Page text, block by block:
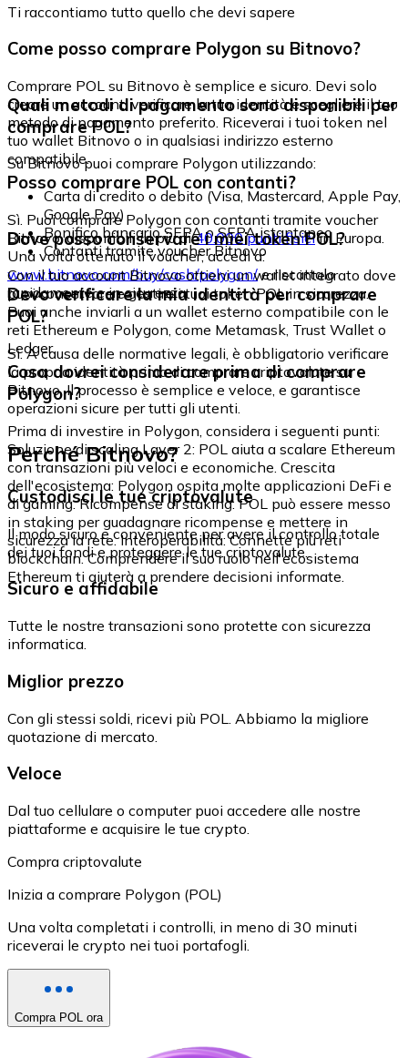
Ti raccontiamo tutto quello che devi sapere
Come posso comprare Polygon su Bitnovo?
Comprare POL su Bitnovo è semplice e sicuro. Devi solo
creare un account, verificare la tua identità e scegliere il tuo
metodo di pagamento preferito. Riceverai i tuoi token nel
tuo wallet Bitnovo o in qualsiasi indirizzo esterno
compatibile.
Quali metodi di pagamento sono disponibili per
comprare POL?
Su Bitnovo puoi comprare Polygon utilizzando:
Carta di credito o debito (Visa, Mastercard, Apple Pay,
Google Pay)
Bonifico bancario SEPA o SEPA istantaneo
Contanti tramite voucher Bitnovo
Posso comprare POL con contanti?
Sì. Puoi comprare Polygon con contanti tramite voucher
Bitnovo, disponibili in più di40.000 punti fisiciin Europa.
Una volta ottenuto il voucher, accedi a:
www.bitnovo.com/buy/cash/polygon/e riscattalo
rapidamente e in sicurezza.
Dove posso conservare i miei token POL?
Con il tuo account Bitnovo ottieni un wallet integrato dove
puoi conservare e gestire i tuoi token POL in sicurezza.
Puoi anche inviarli a un wallet esterno compatibile con le
reti Ethereum e Polygon, come Metamask, Trust Wallet o
Ledger.
Devo verificare la mia identità per comprare
POL?
Sì. A causa delle normative legali, è obbligatorio verificare
la propria identità prima di comprare criptovalute su
Bitnovo. Il processo è semplice e veloce, e garantisce
operazioni sicure per tutti gli utenti.
Cosa dovrei considerare prima di comprare
Polygon?
Prima di investire in Polygon, considera i seguenti punti:
Soluzione di scaling Layer 2: POL aiuta a scalare Ethereum
con transazioni più veloci e economiche. Crescita
dell'ecosistema: Polygon ospita molte applicazioni DeFi e
di gaming. Ricompense di staking: POL può essere messo
in staking per guadagnare ricompense e mettere in
sicurezza la rete. Interoperabilità: Connette più reti
blockchain. Comprendere il suo ruolo nell'ecosistema
Ethereum ti aiuterà a prendere decisioni informate.
Perché Bitnovo?
Custodisci le tue criptovalute
Il modo sicuro e conveniente per avere il controllo totale
dei tuoi fondi e proteggere le tue criptovalute.
Sicuro e affidabile
Tutte le nostre transazioni sono protette con sicurezza
informatica.
Miglior prezzo
Con gli stessi soldi, ricevi più POL. Abbiamo la migliore
quotazione di mercato.
Veloce
Dal tuo cellulare o computer puoi accedere alle nostre
piattaforme e acquisire le tue crypto.
Compra criptovalute
Inizia a comprare Polygon (POL)
Una volta completati i controlli, in meno di 30 minuti
riceverai le crypto nei tuoi portafogli.
Compra POL ora